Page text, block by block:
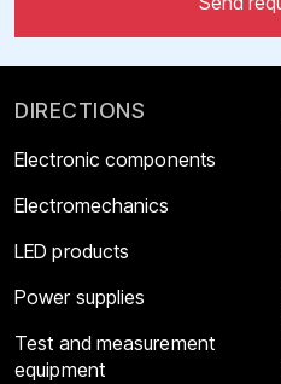
DIRECTIONS
Electronic components
Electromechanics
LED products
Power supplies
Test and measurement
equipment